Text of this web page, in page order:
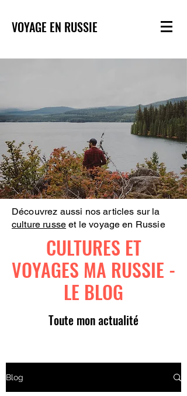
VOYAGE EN RUSSIE
Découvrez aussi nos articles sur la
culture russe et le voyage en Russie
CULTURES ET
VOYAGES MA RUSSIE -
LE BLOG
Toute mon actualité
Blog